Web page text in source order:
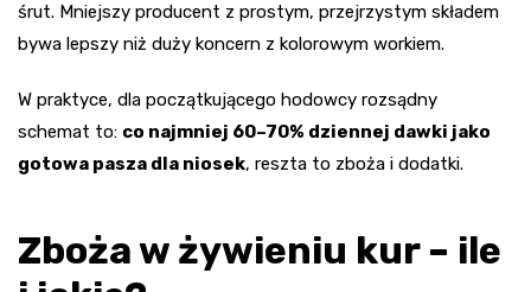
śrut. Mniejszy producent z prostym, przejrzystym składem
bywa lepszy niż duży koncern z kolorowym workiem.
W praktyce, dla początkującego hodowcy rozsądny
schemat to: co najmniej 60–70% dziennej dawki jako
gotowa pasza dla niosek, reszta to zboża i dodatki.
Zboża w żywieniu kur – ile